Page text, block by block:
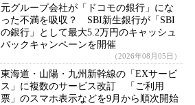
元グループ会社が「ドコモの銀行」にな
った不満を吸収？ SBI新生銀行が「SBI
の銀行」として最大5.2万円のキャッシュ
バックキャンペーンを開催
（2026年08月05日）
東海道・山陽・九州新幹線の「EXサービ
ス」に複数のサービス改訂 「ご利用
票」のスマホ表示などを9月から順次開始